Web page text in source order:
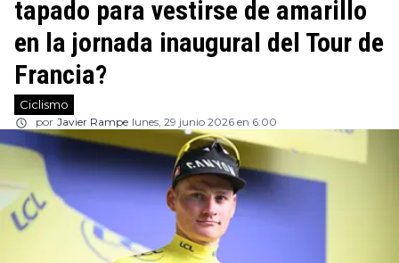
tapado para vestirse de amarillo
en la jornada inaugural del Tour de
Francia?
Ciclismo
por Javier Rampe lunes, 29 junio 2026 en 6:00